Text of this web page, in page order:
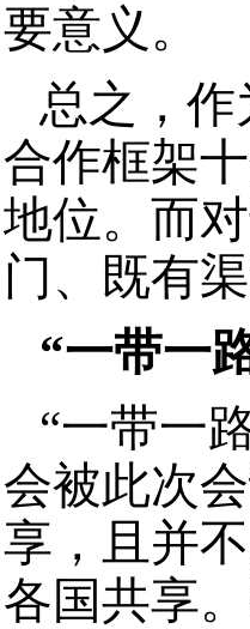
要意义。
总之，
合作框架
地位。而
门、既有
“一带一
“一带一
会被此次
享，且并
各国共享